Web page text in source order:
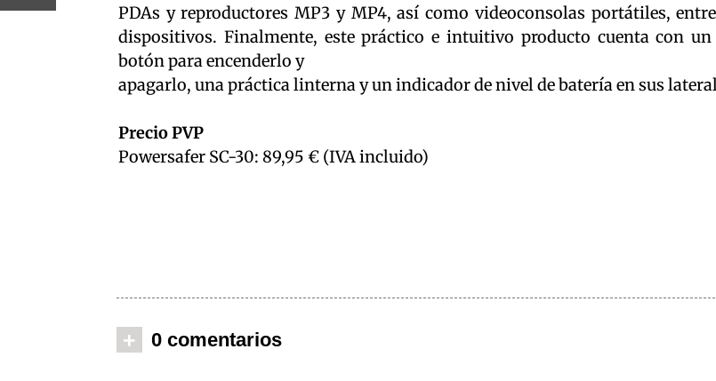
PDAs y reproductores MP3 y MP4, así como videoconsolas portátiles,
dispositivos. Finalmente, este práctico e intuitivo producto cuenta con
botón para encenderlo y
apagarlo, una práctica linterna y un indicador de nivel de batería en sus
Precio PVP
Powersafer SC-30: 89,95 € (IVA incluido)
+ 0 comentarios